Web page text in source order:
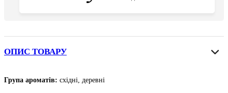
ОПИС ТОВАРУ
Група ароматів: східні, деревні